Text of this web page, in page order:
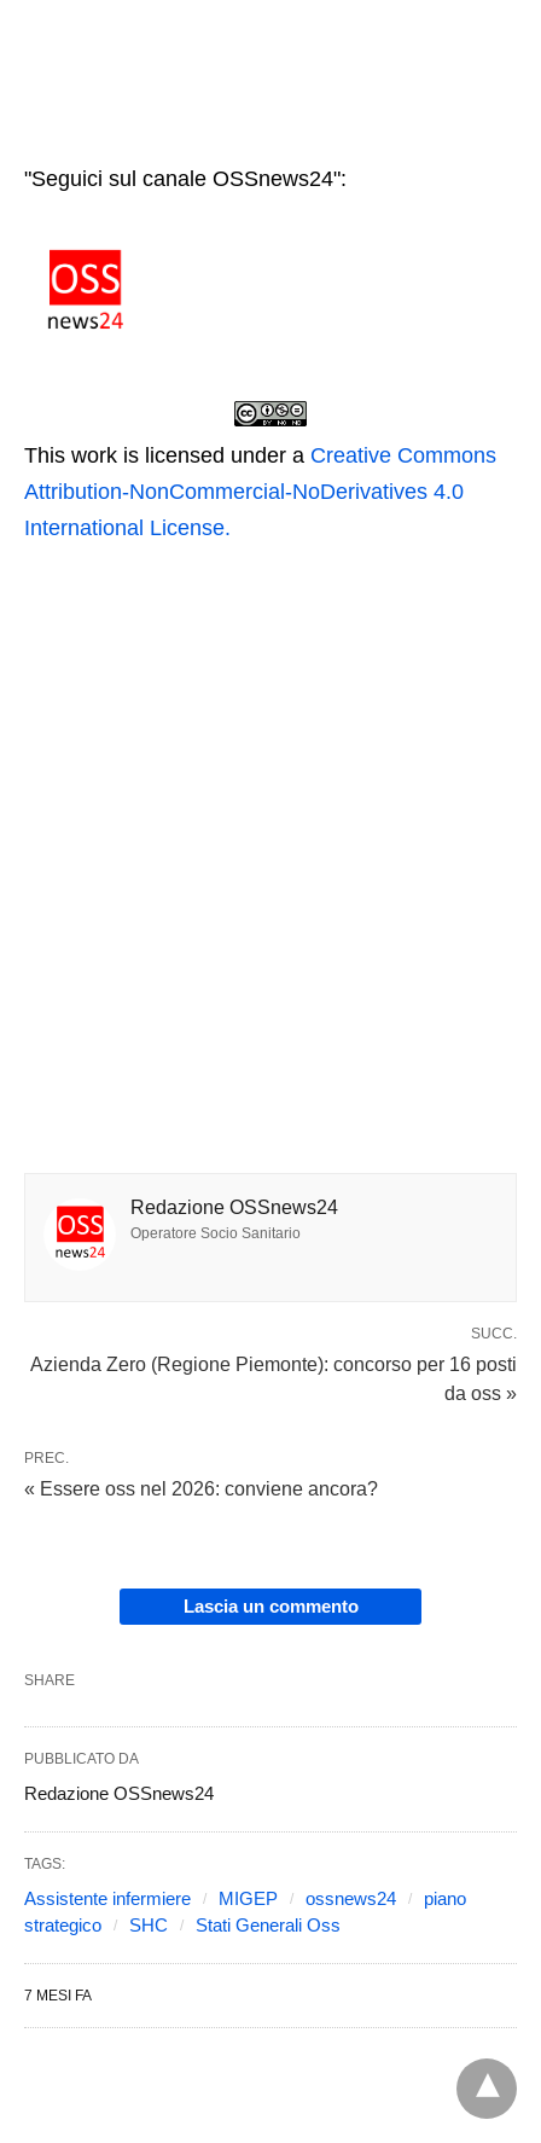
"Seguici sul canale OSSnews24":
This work is licensed under a Creative Commons
Attribution-NonCommercial-NoDerivatives 4.0
International License.
Redazione OSSnews24
Operatore Socio Sanitario
SUCC.
Azienda Zero (Regione Piemonte): concorso per 16 posti
da oss »
PREC.
« Essere oss nel 2026: conviene ancora?
Lascia un commento
SHARE
PUBBLICATO DA
Redazione OSSnews24
TAGS:
Assistente infermiere MIGEP ossnews24
piano
strategico
SHC Stati Generali Oss
7 MESI FA